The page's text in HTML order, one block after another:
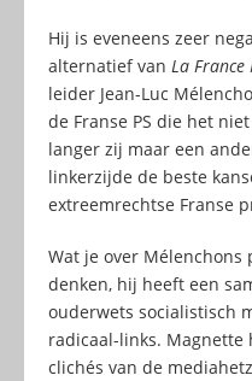
Hij is eveneens zeer
alternatief van La France
leider Jean-Luc
de Franse PS die het
langer zij maar een
linkerzijde de beste
extreemrechtse Franse
Wat je over Mélenchons
denken, hij heeft een
ouderwets socialistisch
radicaal-links. Magnette
clichés van de